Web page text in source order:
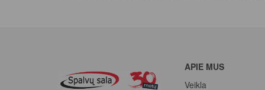
APIE MUS
Veikla